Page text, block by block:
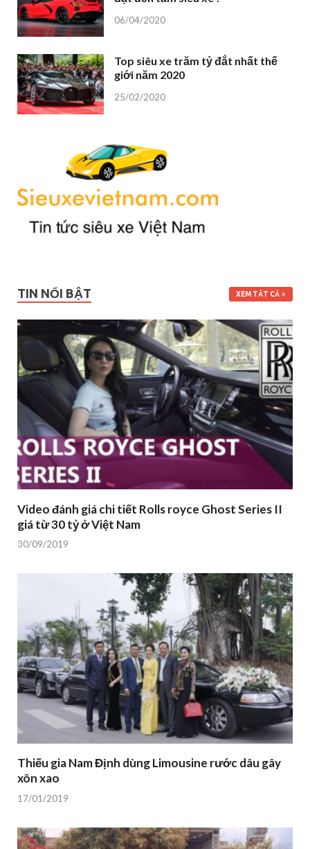
06/04/2020
Top siêu xe trăm tỷ đắt nhất thế
giới năm 2020
25/02/2020
TIN NỔI BẬT XEM TẤT CẢ
Video đánh giá chi tiết Rolls royce Ghost Series II
giá từ 30 tỷ ở Việt Nam
30/09/2019
Thiếu gia Nam Định dùng Limousine rước dâu gây
xôn xao
17/01/2019